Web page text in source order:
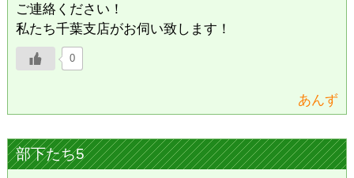
ご連絡ください！
私たち千葉支店がお伺い致します！
0
あんず
部下たち5